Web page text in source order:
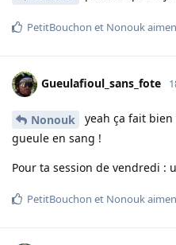
PetitBouchon et Nonouk
Gueulafioul_sans_fote
Nonouk
yeah ça fait
gueule en sang !
Pour ta session de vendredi :
PetitBouchon et Nonouk